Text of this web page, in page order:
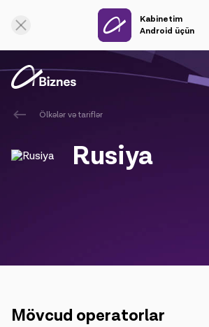
Kabinetim
Android üçün
IoT həllər
Ölkələr və tariflər
Rusiya
Mövcud operatorlar
Onlayn dəstək